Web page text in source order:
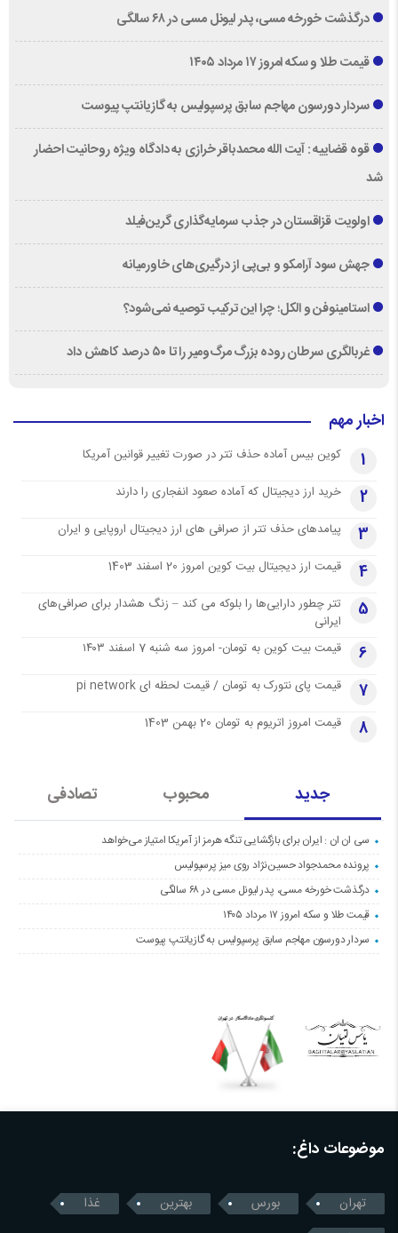
درگذشت خورخه مسی، پدر لیونل مسی در ۶۸ سالگی
قیمت طلا و سکه امروز ۱۷ مرداد ۱۴۰۵
سردار دورسون مهاجم سابق پرسپولیس به گازیانتپ پیوست
قوه قضاییه : آیت الله محمدباقر خرازی به دادگاه ویژه روحانیت احضار
شد
اولویت قزاقستان در جذب سرمایه‌گذاری گرین‌فیلد
جهش سود آرامکو و بی‌پی از درگیری‌های خاورمیانه
استامینوفن و الکل؛ چرا این ترکیب توصیه نمی‌شود؟
غربالگری سرطان روده بزرگ مرگ‌ومیر را تا ۵۰ درصد کاهش داد
اخبار مهم
1 کوین بیس آماده حذف تتر در صورت تغییر قوانین آمریکا
2 خرید ارز دیجیتال که آماده صعود انفجاری را دارند
3 پیامدهای حذف تتر از صرافی های ارز دیجیتال اروپایی و ایران
4 قیمت ارز دیجیتال بیت کوین امروز 20 اسفند 1403
5
تتر چطور دارایی‌ها را بلوکه می کند – زنگ هشدار برای صرافی‌های
ایرانی
6 قیمت بیت کوین به تومان- امروز سه شنبه 7 اسفند ۱۴۰۳
7 قیمت پای نتورک به تومان / قیمت لحظه ای pi network
8 قیمت امروز اتریوم به تومان 20 بهمن 1403
جدید محبوب تصادفی
سی ان ان : ایران برای بازگشایی تنگه هرمز از آمریکا امتیاز می‌خواهد
پرونده محمدجواد حسین‌نژاد روی میز پرسپولیس
درگذشت خورخه مسی، پدر لیونل مسی در ۶۸ سالگی
قیمت طلا و سکه امروز ۱۷ مرداد ۱۴۰۵
سردار دورسون مهاجم سابق پرسپولیس به گازیانتپ پیوست
موضوعات داغ:
تهران بورس بهترین
غذا